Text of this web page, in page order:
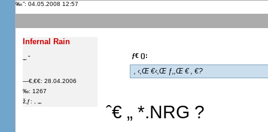
”: 04.05.2008 12:57
Infernal Rain
„„ “
—€‚€€: 28.04.2006
‰: 1267
ž‚ƒ: , „„
ƒ€ ():
 ‚ ‹‚Œ €‹‚Œ ƒ‚‚Œ € ‚ €?
ˆ€ „ *.NRG ?